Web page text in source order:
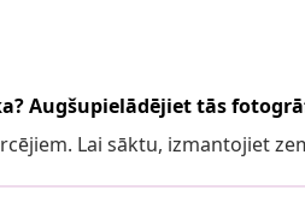
Augšupielādējiet tās
Lai sāktu, izmantojiet